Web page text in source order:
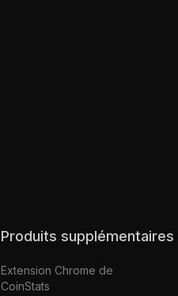
Produits supplémentaires
Extension Chrome de
CoinStats